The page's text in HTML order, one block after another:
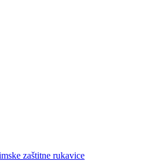
zaštitne rukavice